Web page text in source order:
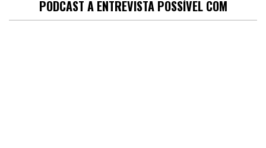
PODCAST A ENTREVISTA POSSÍVEL COM